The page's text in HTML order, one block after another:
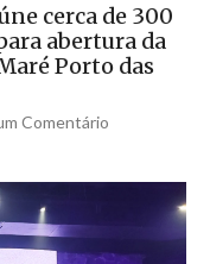
cerca de 300
abertura da
Porto das
Comentário